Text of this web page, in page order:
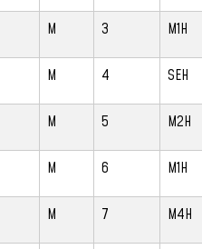
M 3 M1H
M 4 SEH
M 5 M2H
M 6 M1H
M 7 M4H